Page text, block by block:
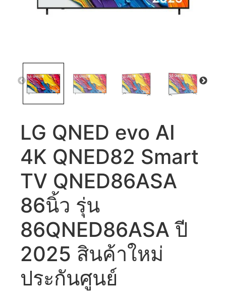
LG QNED evo AI
4K QNED82 Smart
TV QNED86ASA
86นิ้ว รุ่น
86QNED86ASA ปี
2025 สินค้าใหม่
ประกันศูนย์